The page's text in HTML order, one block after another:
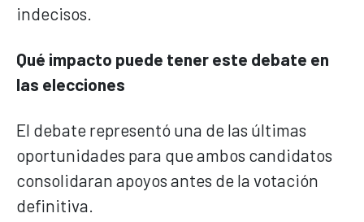
indecisos.
Qué impacto puede tener este debate en
las elecciones
El debate representó una de las últimas
oportunidades para que ambos candidatos
consolidaran apoyos antes de la votación
definitiva.